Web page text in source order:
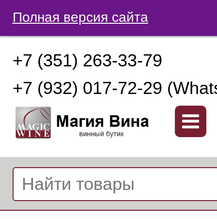
Полная версия сайта
+7 (351) 263-33-79
+7 (932) 017-72-29